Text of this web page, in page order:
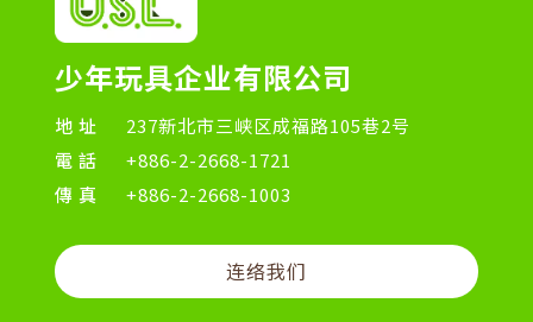
少年玩具企业有限公司
地址
237新北市三峡区成福路105巷2号
電話
+886-2-2668-1721
傳真
+886-2-2668-1003
连络我们